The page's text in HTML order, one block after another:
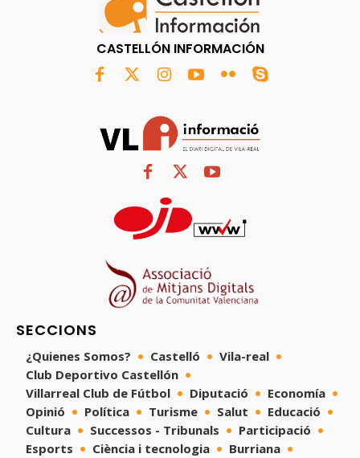
CASTELLÓN INFORMACIÓN
SECCIONS
¿Quienes Somos? Castelló
Vila-real
Club Deportivo Castellón
Villarreal Club de Fútbol
Diputació
Economía
Opinió
Política Turisme Salut
Educació
Cultura
Successos - Tribunals
Participació
Esports
Ciència i tecnologia
Burriana